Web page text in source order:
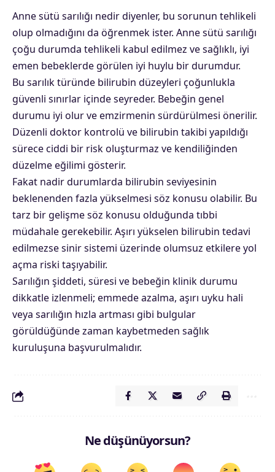
Anne sütü sarılığı nedir diyenler, bu sorunun tehlikeli
olup olmadığını da öğrenmek ister. Anne sütü sarılığı
çoğu durumda tehlikeli kabul edilmez ve sağlıklı, iyi
emen bebeklerde görülen iyi huylu bir durumdur.
Bu sarılık türünde bilirubin düzeyleri çoğunlukla
güvenli sınırlar içinde seyreder. Bebeğin genel
durumu iyi olur ve emzirmenin sürdürülmesi önerilir.
Düzenli doktor kontrolü ve bilirubin takibi yapıldığı
sürece ciddi bir risk oluşturmaz ve kendiliğinden
düzelme eğilimi gösterir.
Fakat nadir durumlarda bilirubin seviyesinin
beklenenden fazla yükselmesi söz konusu olabilir. Bu
tarz bir gelişme söz konusu olduğunda tıbbi
müdahale gerekebilir. Aşırı yükselen bilirubin tedavi
edilmezse sinir sistemi üzerinde olumsuz etkilere yol
açma riski taşıyabilir.
Sarılığın şiddeti, süresi ve bebeğin klinik durumu
dikkatle izlenmeli; emmede azalma, aşırı uyku hali
veya sarılığın hızla artması gibi bulgular
görüldüğünde zaman kaybetmeden sağlık
kuruluşuna başvurulmalıdır.
Ne düşünüyorsun?